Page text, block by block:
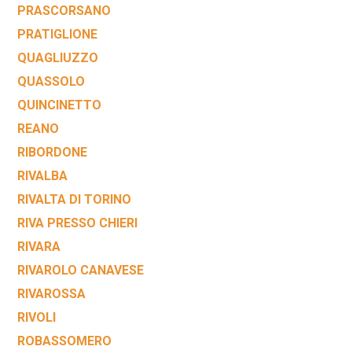
PRASCORSANO
PRATIGLIONE
QUAGLIUZZO
QUASSOLO
QUINCINETTO
REANO
RIBORDONE
RIVALBA
RIVALTA DI TORINO
RIVA PRESSO CHIERI
RIVARA
RIVAROLO CANAVESE
RIVAROSSA
RIVOLI
ROBASSOMERO